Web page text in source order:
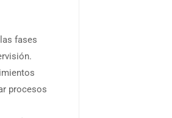
fases
procesos